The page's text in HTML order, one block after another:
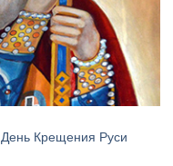
Крещения Руси